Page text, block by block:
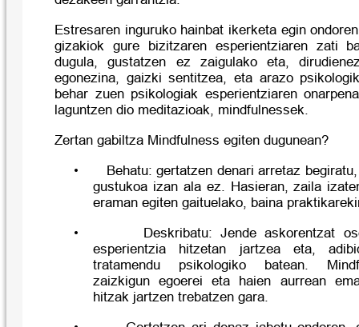
Estresaren inguruko hainbat ikerketa egin
gizakiok gure bizitzaren esperientziaren zati
dugula, gustatzen ez zaigulako eta,
egonezina, gaizki sentitzea, eta arazo
behar zuen psikologiak esperientziaren
laguntzen dio meditazioak, mindfulnessek.
Zertan gabiltza Mindfulness egiten dugunean?
•
Behatu: gertatzen denari arretaz
gustukoa izan ala ez. Hasieran, zaila
eraman egiten gaituelako, baina
•
Deskribatu: Jende askorentzat
esperientzia hitzetan jartzea eta,
tratamendu psikologiko batean.
zaizkigun egoerei eta haien aurrean
hitzak jartzen trebatzen gara.